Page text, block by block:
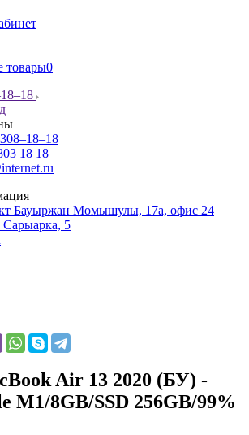
товары0
18 18
Бауыржан Момышулы, 17а, офис 24
Сарыарка, 5
Air 13 2020 (БУ) -
M1/8GB/SSD 256GB/99%